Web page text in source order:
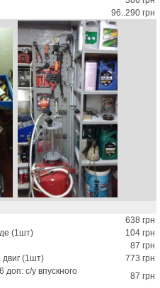
96..290 грн
638 грн
(1шт)
104 грн
87 грн
двиг (1шт)
773 грн
с/у впускного
87 грн